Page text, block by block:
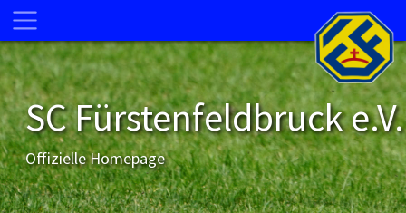
SC Fürstenfeldbruck e.V.
Offizielle Homepage